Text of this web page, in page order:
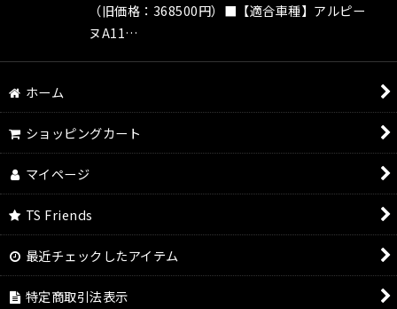
（旧価格：368500円）■【適合車種】アルピー
ヌA11…
ホーム
ショッピングカート
マイページ
TS Friends
最近チェックしたアイテム
特定商取引法表示